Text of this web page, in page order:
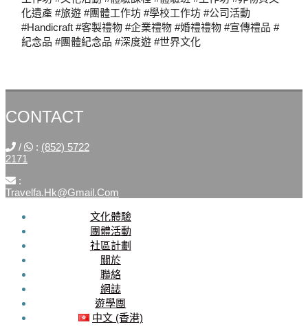
化遺產 #旅遊 #團體工作坊 #學校工作坊 #公司活動
#handicraft #客製禮物 #企業禮物 #婚禮禮物 #宣傳禮品 #
紀念品 #團體紀念品 #深度遊 #世界文化
CONTACT
/ : (852) 5722
2171
:
Travelfa.hk@gmail.com
文化體驗
團體活動
社區計劃
關於
聯絡
網誌
遊學團
中文 (香港)